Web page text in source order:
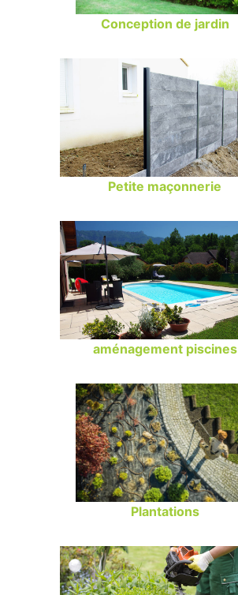
Conception de jardin
Petite maçonnerie
aménagement piscines
Plantations